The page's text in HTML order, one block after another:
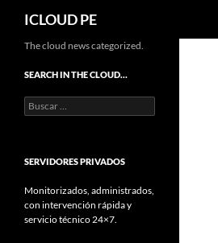
Saltar
contenido
ICLOUD PE
The cloud news categorized.
SEARCH IN THE CLOUD…
Buscar:
SERVIDORES PRIVADOS
Monitorizados, administrados,
con intervención rápida y
servicio técnico 24×7.